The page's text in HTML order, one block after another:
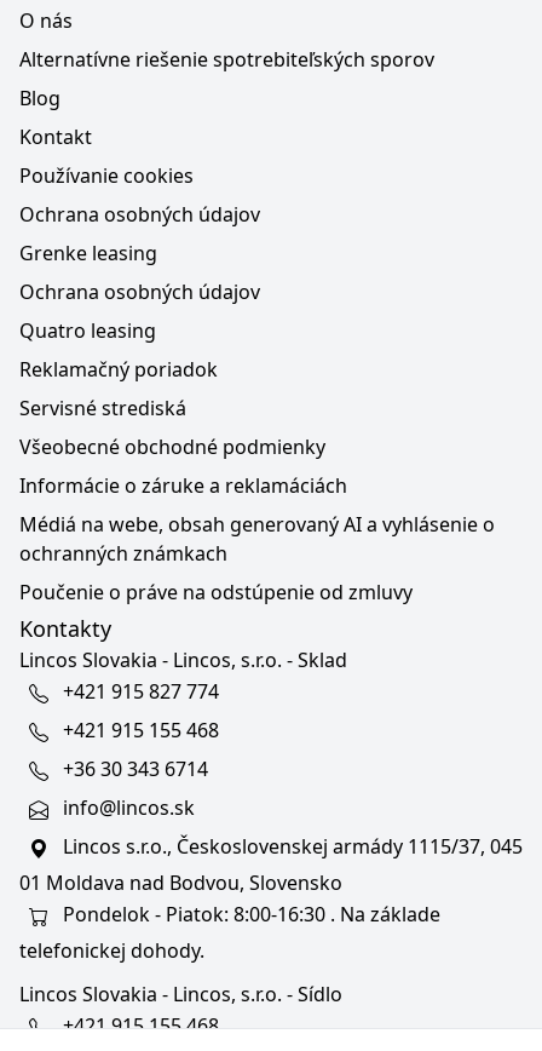
O nás
Alternatívne riešenie spotrebiteľských sporov
Blog
Kontakt
Používanie cookies
Ochrana osobných údajov
Grenke leasing
Ochrana osobných údajov
Quatro leasing
Reklamačný poriadok
Servisné strediská
Všeobecné obchodné podmienky
Informácie o záruke a reklamáciách
Médiá na webe, obsah generovaný AI a vyhlásenie o
ochranných známkach
Poučenie o práve na odstúpenie od zmluvy
Kontakty
Lincos Slovakia - Lincos, s.r.o. - Sklad
+421 915 827 774
+421 915 155 468
+36 30 343 6714
info@lincos.sk
Lincos s.r.o., Československej armády 1115/37, 045
01 Moldava nad Bodvou, Slovensko
Pondelok - Piatok: 8:00-16:30 . Na základe
telefonickej dohody.
Lincos Slovakia - Lincos, s.r.o. - Sídlo
+421 915 155 468